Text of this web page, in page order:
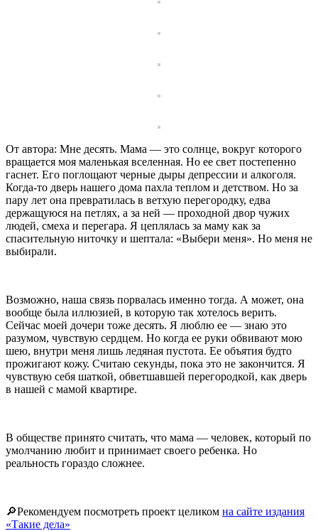
От автора: Мне десять. Мама — это солнце, вокруг которого
вращается моя маленькая вселенная. Но ее свет постепенно
гаснет. Его поглощают черные дыры депрессии и алкоголя.
Когда-то дверь нашего дома пахла теплом и детством. Но за
пару лет она превратилась в ветхую перегородку, едва
держащуюся на петлях, а за ней — проходной двор чужих
людей, смеха и перегара. Я цеплялась за маму как за
спасительную ниточку и шептала: «Выбери меня». Но меня не
выбирали.
Возможно, наша связь порвалась именно тогда. А может, она
вообще была иллюзией, в которую так хотелось верить.
Сейчас моей дочери тоже десять. Я люблю ее — знаю это
разумом, чувствую сердцем. Но когда ее руки обвивают мою
шею, внутри меня лишь ледяная пустота. Ее объятия будто
прожигают кожу. Считаю секунды, пока это не закончится. Я
чувствую себя шаткой, обветшавшей перегородкой, как дверь
в нашей с мамой квартире.
В обществе принято считать, что мама — человек, который по
умолчанию любит и принимает своего ребенка. Но
реальность гораздо сложнее.
🔎Рекомендуем посмотреть проект целиком на сайте издания
«Такие дела»